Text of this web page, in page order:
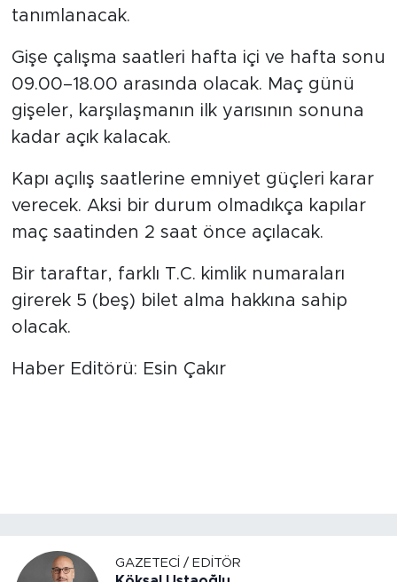
tanımlanacak.
Gişe çalışma saatleri hafta içi ve hafta sonu
09.00–18.00 arasında olacak. Maç günü
gişeler, karşılaşmanın ilk yarısının sonuna
kadar açık kalacak.
Kapı açılış saatlerine emniyet güçleri karar
verecek. Aksi bir durum olmadıkça kapılar
maç saatinden 2 saat önce açılacak.
Bir taraftar, farklı T.C. kimlik numaraları
girerek 5 (beş) bilet alma hakkına sahip
olacak.
Haber Editörü: Esin Çakır
GAZETECI / EDITÖR